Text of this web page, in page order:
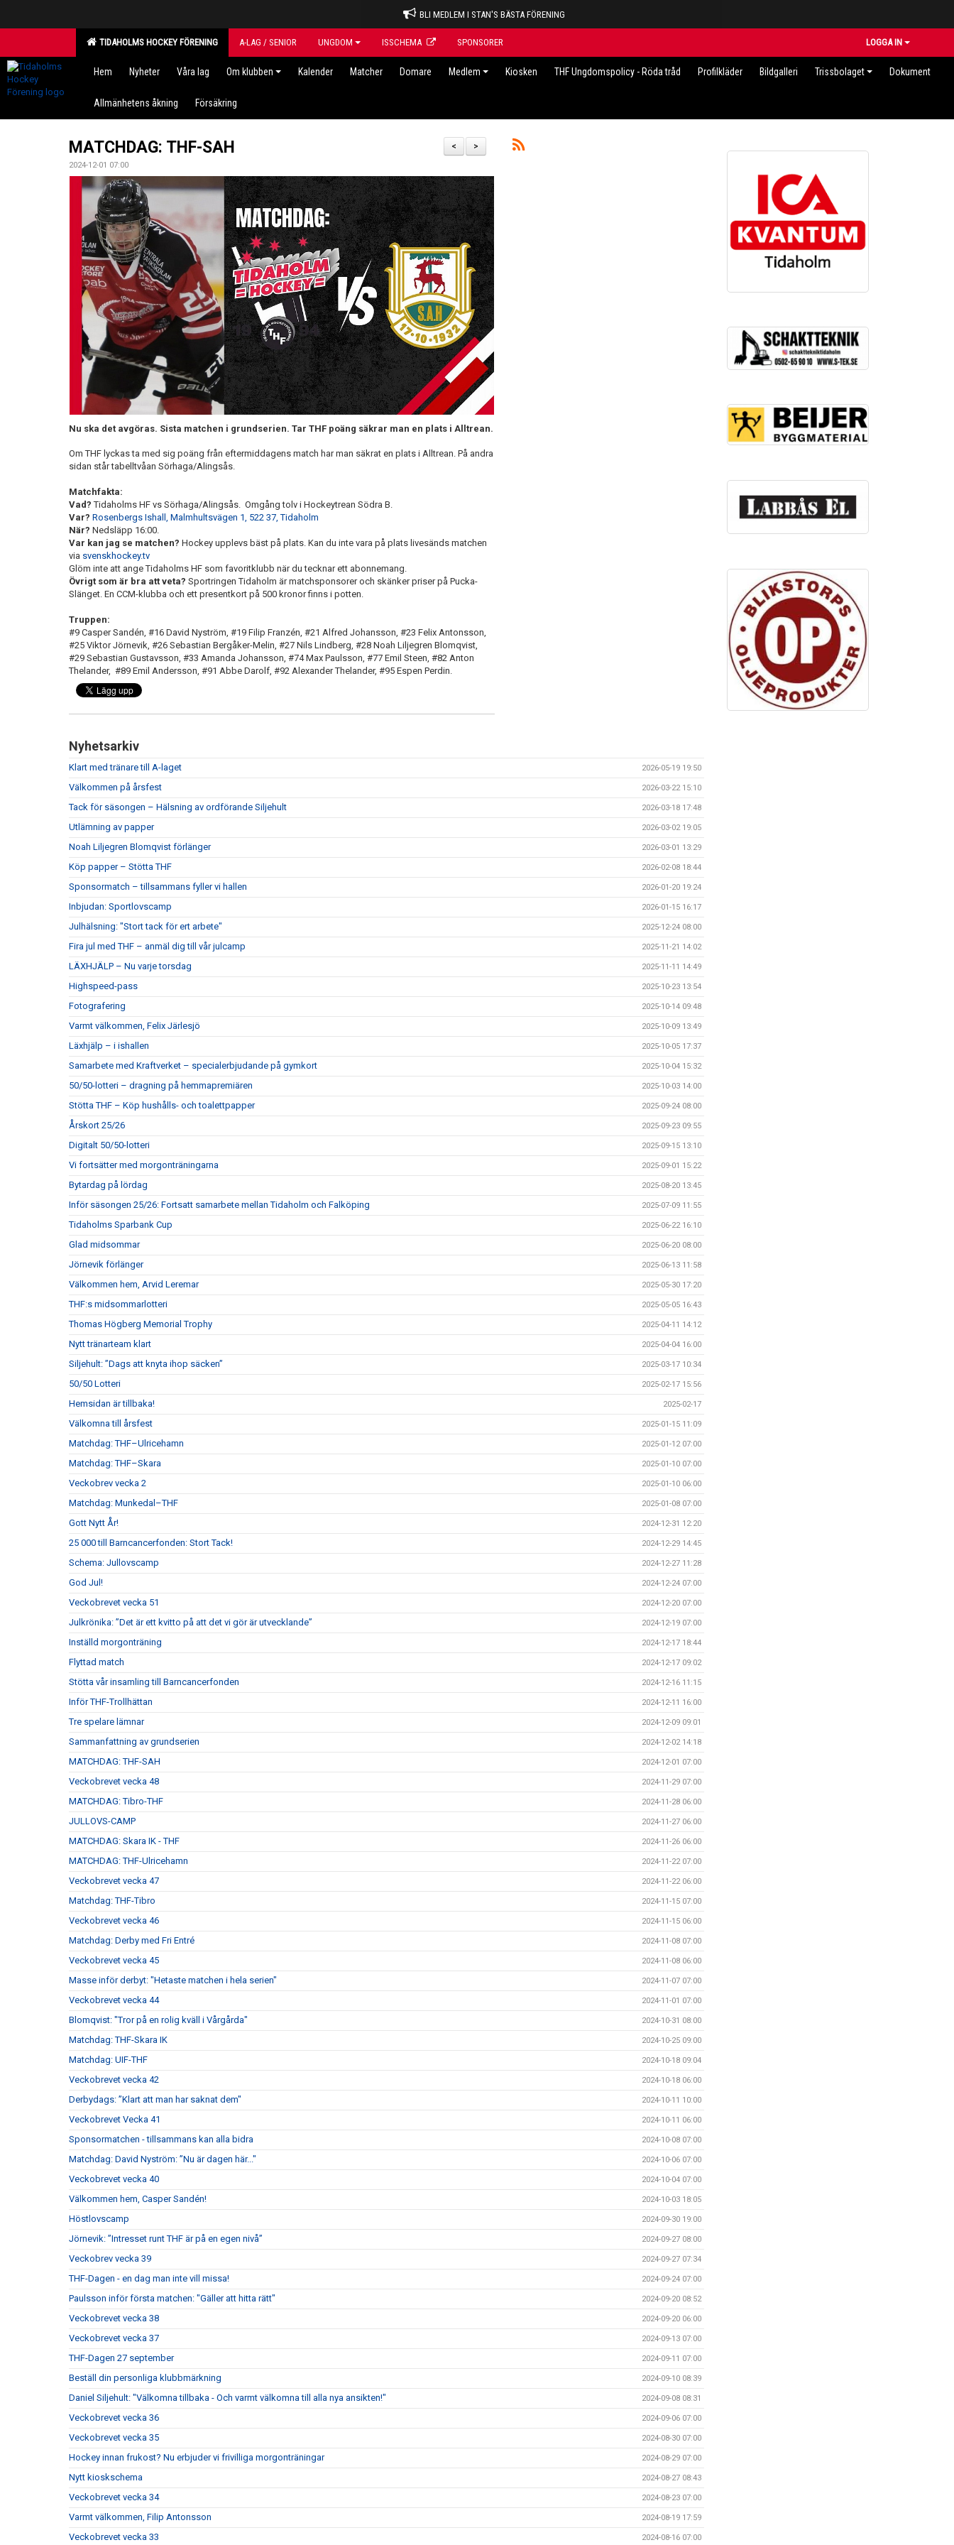
BLI MEDLEM I STAN'S BÄSTA FÖRENING
TIDAHOLMS HOCKEY FÖRENING A-LAG / SENIOR UNGDOM ISSCHEMA SPONSORER LOGGA IN
Hem Nyheter Våra lag Om klubben Kalender Matcher Domare Medlem Kiosken THF Ungdomspolicy - Röda tråd Profilkläder Bildgalleri Trissbolaget Dokument
Allmänhetens åkning Försäkring
>
<
MATCHDAG: THF-SAH
2024-12-01 07:00
Nu ska det avgöras. Sista matchen i grundserien. Tar THF poäng säkrar man en plats i Alltrean.
Om THF lyckas ta med sig poäng från eftermiddagens match har man säkrat en plats i Alltrean. På andra
sidan står tabelltvåan Sörhaga/Alingsås.
Matchfakta:
Vad?Tidaholms HF vs Sörhaga/Alingsås. Omgång tolv i Hockeytrean Södra B.
Var? Rosenbergs Ishall, Malmhultsvägen 1, 522 37, Tidaholm
När? Nedsläpp 16:00.
Var kan jag se matchen? Hockey upplevs bäst på plats. Kan du inte vara på plats livesänds matchen
via svenskhockey.tv
Glöm inte att ange Tidaholms HF som favoritklubb när du tecknar ett abonnemang.
Övrigt som är bra att veta? Sportringen Tidaholm är matchsponsorer och skänker priser på Pucka-
Slänget. En CCM-klubba och ett presentkort på 500 kronor finns i potten.
Truppen:
#9 Casper Sandén, #16 David Nyström, #19 Filip Franzén, #21 Alfred Johansson, #23 Felix Antonsson,
#25 Viktor Jörnevik, #26 Sebastian Bergåker-Melin, #27 Nils Lindberg, #28 Noah Liljegren Blomqvist,
#29 Sebastian Gustavsson, #33 Amanda Johansson, #74 Max Paulsson, #77 Emil Steen, #82 Anton
Thelander, #89 Emil Andersson, #91 Abbe Darolf, #92 Alexander Thelander, #95 Espen Perdin.
Nyhetsarkiv
Klart med tränare till A-laget 2026-05-19 19:50
Välkommen på årsfest 2026-03-22 15:10
Tack för säsongen – Hälsning av ordförande Siljehult 2026-03-18 17:48
Utlämning av papper 2026-03-02 19:05
Noah Liljegren Blomqvist förlänger 2026-03-01 13:29
Köp papper – Stötta THF 2026-02-08 18:44
Sponsormatch – tillsammans fyller vi hallen 2026-01-20 19:24
Inbjudan: Sportlovscamp 2026-01-15 16:17
Julhälsning: "Stort tack för ert arbete" 2025-12-24 08:00
Fira jul med THF – anmäl dig till vår julcamp 2025-11-21 14:02
LÄXHJÄLP – Nu varje torsdag 2025-11-11 14:49
Highspeed-pass 2025-10-23 13:54
Fotografering 2025-10-14 09:48
Varmt välkommen, Felix Järlesjö 2025-10-09 13:49
Läxhjälp – i ishallen 2025-10-05 17:37
Samarbete med Kraftverket – specialerbjudande på gymkort 2025-10-04 15:32
50/50-lotteri – dragning på hemmapremiären 2025-10-03 14:00
Stötta THF – Köp hushålls- och toalettpapper 2025-09-24 08:00
Årskort 25/26 2025-09-23 09:55
Digitalt 50/50-lotteri 2025-09-15 13:10
Vi fortsätter med morgonträningarna 2025-09-01 15:22
Bytardag på lördag 2025-08-20 13:45
Inför säsongen 25/26: Fortsatt samarbete mellan Tidaholm och Falköping 2025-07-09 11:55
Tidaholms Sparbank Cup 2025-06-22 16:10
Glad midsommar 2025-06-20 08:00
Jörnevik förlänger 2025-06-13 11:58
Välkommen hem, Arvid Leremar 2025-05-30 17:20
THF:s midsommarlotteri 2025-05-05 16:43
Thomas Högberg Memorial Trophy 2025-04-11 14:12
Nytt tränarteam klart 2025-04-04 16:00
Siljehult: ”Dags att knyta ihop säcken” 2025-03-17 10:34
50/50 Lotteri 2025-02-17 15:56
Hemsidan är tillbaka! 2025-02-17
Välkomna till årsfest 2025-01-15 11:09
Matchdag: THF–Ulricehamn 2025-01-12 07:00
Matchdag: THF–Skara 2025-01-10 07:00
Veckobrev vecka 2 2025-01-10 06:00
Matchdag: Munkedal–THF 2025-01-08 07:00
Gott Nytt År! 2024-12-31 12:20
25 000 till Barncancerfonden: Stort Tack! 2024-12-29 14:45
Schema: Jullovscamp 2024-12-27 11:28
God Jul! 2024-12-24 07:00
Veckobrevet vecka 51 2024-12-20 07:00
Julkrönika: ”Det är ett kvitto på att det vi gör är utvecklande” 2024-12-19 07:00
Inställd morgonträning 2024-12-17 18:44
Flyttad match 2024-12-17 09:02
Stötta vår insamling till Barncancerfonden 2024-12-16 11:15
Inför THF-Trollhättan 2024-12-11 16:00
Tre spelare lämnar 2024-12-09 09:01
Sammanfattning av grundserien 2024-12-02 14:18
MATCHDAG: THF-SAH 2024-12-01 07:00
Veckobrevet vecka 48 2024-11-29 07:00
MATCHDAG: Tibro-THF 2024-11-28 06:00
JULLOVS-CAMP 2024-11-27 06:00
MATCHDAG: Skara IK - THF 2024-11-26 06:00
MATCHDAG: THF-Ulricehamn 2024-11-22 07:00
Veckobrevet vecka 47 2024-11-22 06:00
Matchdag: THF-Tibro 2024-11-15 07:00
Veckobrevet vecka 46 2024-11-15 06:00
Matchdag: Derby med Fri Entré 2024-11-08 07:00
Veckobrevet vecka 45 2024-11-08 06:00
Masse inför derbyt: "Hetaste matchen i hela serien" 2024-11-07 07:00
Veckobrevet vecka 44 2024-11-01 07:00
Blomqvist: "Tror på en rolig kväll i Vårgårda" 2024-10-31 08:00
Matchdag: THF-Skara IK 2024-10-25 09:00
Matchdag: UIF-THF 2024-10-18 09:04
Veckobrevet vecka 42 2024-10-18 06:00
Derbydags: ”Klart att man har saknat dem" 2024-10-11 10:00
Veckobrevet Vecka 41 2024-10-11 06:00
Sponsormatchen - tillsammans kan alla bidra 2024-10-08 07:00
Matchdag: David Nyström: ”Nu är dagen här..." 2024-10-06 07:00
Veckobrevet vecka 40 2024-10-04 07:00
Välkommen hem, Casper Sandén! 2024-10-03 18:05
Höstlovscamp 2024-09-30 19:00
Jörnevik: ”Intresset runt THF är på en egen nivå” 2024-09-27 08:00
Veckobrev vecka 39 2024-09-27 07:34
THF-Dagen - en dag man inte vill missa! 2024-09-24 07:00
Paulsson inför första matchen: "Gäller att hitta rätt" 2024-09-20 08:52
Veckobrevet vecka 38 2024-09-20 06:00
Veckobrevet vecka 37 2024-09-13 07:00
THF-Dagen 27 september 2024-09-11 07:00
Beställ din personliga klubbmärkning 2024-09-10 08:39
Daniel Siljehult: "Välkomna tillbaka - Och varmt välkomna till alla nya ansikten!" 2024-09-08 08:31
Veckobrevet vecka 36 2024-09-06 07:00
Veckobrevet vecka 35 2024-08-30 07:00
Hockey innan frukost? Nu erbjuder vi frivilliga morgonträningar 2024-08-29 07:00
Nytt kioskschema 2024-08-27 08:43
Veckobrevet vecka 34 2024-08-23 07:00
Varmt välkommen, Filip Antonsson 2024-08-19 17:59
Veckobrevet vecka 33 2024-08-16 07:00